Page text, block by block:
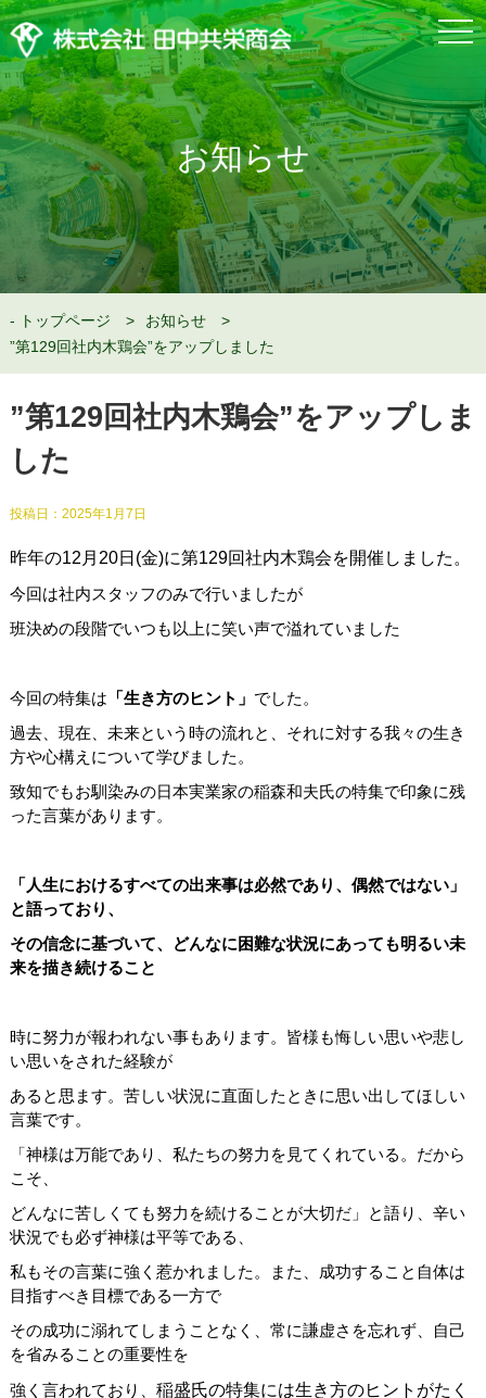
お知らせ
トップページ
お知らせ
”第129回社内木鶏会”をアップしました
”第129回社内木鶏会”をアップしま
した
投稿日： 2025年1月7日
昨年の12月20日(金)に第129回社内木鶏会を開催しました。
今回は社内スタッフのみで行いましたが
班決めの段階でいつも以上に笑い声で溢れていました
今回の特集は 「生き方のヒント」 でした。
過去、現在、未来という時の流れと、それに対する我々の生き
方や心構えについて学びました。
致知でもお馴染みの日本実業家の稲森和夫氏の特集で印象に残
った言葉があります。
「人生におけるすべての出来事は必然であり、偶然ではない」
と語っており、
その信念に基づいて、どんなに困難な状況にあっても明るい未
来を描き続けること
時に努力が報われない事もあります。皆様も悔しい思いや悲し
い思いをされた経験が
あると思ます。苦しい状況に直面したときに思い出してほしい
言葉です。
「神様は万能であり、私たちの努力を見てくれている。だから
こそ、
どんなに苦しくても努力を続けることが大切だ」と語り、辛い
状況でも必ず神様は平等である、
私もその言葉に強く惹かれました。また、 成功すること自体は
目指すべき目標である一方で
その成功に溺れてしまうことなく、常に謙虚さを忘れず、自己
を省みることの重要性を
強く言われており、 稲盛氏の特集には生き方のヒントがたく